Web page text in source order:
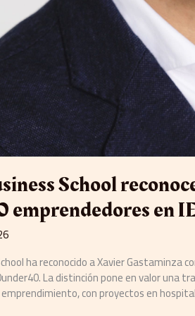
School
emprendedores en
ha reconocido a Xavier Gastaminza
La distinción pone en valor
con proyectos en